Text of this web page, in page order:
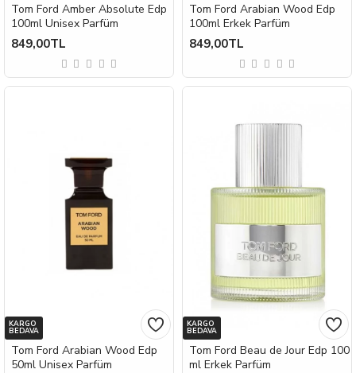
Tom Ford Amber Absolute Edp
100ml Unisex Parfüm
849,00TL
Tom Ford Arabian Wood Edp
100ml Erkek Parfüm
849,00TL
KARGO
BEDAVA
Tom Ford Arabian Wood Edp
50ml Unisex Parfüm
KARGO
BEDAVA
Tom Ford Beau de Jour Edp 100
ml Erkek Parfüm